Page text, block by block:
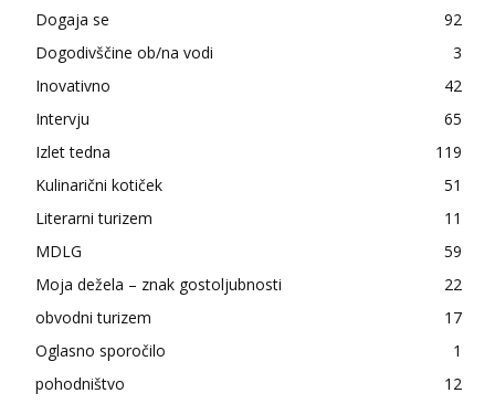
Dogaja se
92
Dogodivščine ob/na vodi
3
Inovativno
42
Intervju
65
Izlet tedna
119
Kulinarični kotiček
51
Literarni turizem
11
MDLG
59
Moja dežela – znak gostoljubnosti
22
obvodni turizem
17
Oglasno sporočilo
1
pohodništvo
12